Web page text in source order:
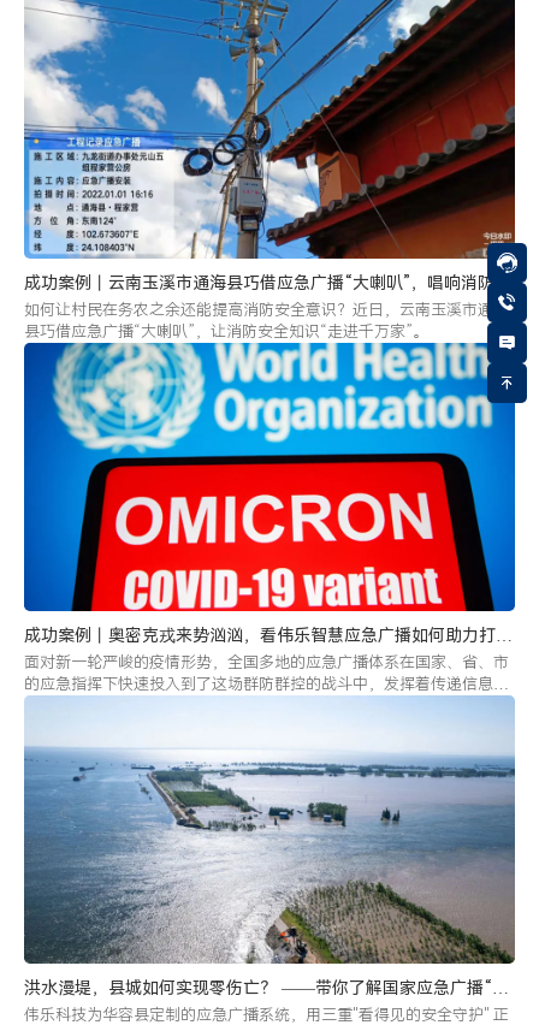
成功案例丨云南玉溪市通海县巧借应急广播“大喇叭”，唱响消防安
全最强音
如何让村民在务农之余还能提高消防安全意识？近日，云南玉溪市通海
县巧借应急广播“大喇叭”，让消防安全知识“走进千万家”。
成功案例丨奥密克戎来势汹汹，看伟乐智慧应急广播如何助力打响
疫情攻坚战!
面对新一轮严峻的疫情形势，全国多地的应急广播体系在国家、省、市
的应急指挥下快速投入到了这场群防群控的战斗中，发挥着传递信息、
洪水漫堤，县城如何实现零伤亡？ ——带你了解国家应急广播“十
佳案例”中的伟乐硬科技
伟乐科技为华容县定制的应急广播系统，用三重"看得见的安全守护" 正